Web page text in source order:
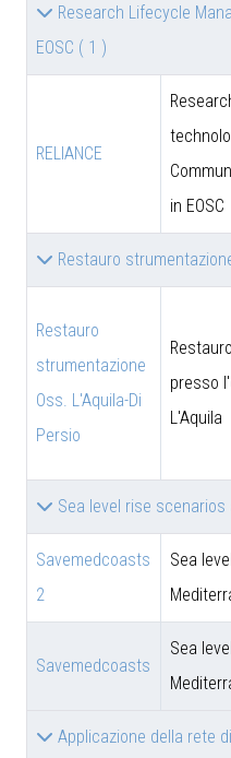
Research Lifecycle
EOSC ( 1 )
RELIANCE
in EOSC
Restauro
Restauro
strumentazione
Oss. L'Aquila-Di
Persio
presso
L'Aquila
Sea level rise
Savemedcoasts
2
Sea
Savemedcoasts
Sea
Applicazione della rete